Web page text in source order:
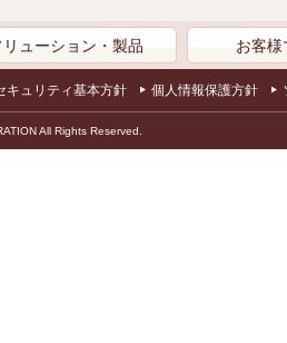
リューション・製品 お客様
キュリティ基本方針 個人情報保護方針
All Rights Reserved.